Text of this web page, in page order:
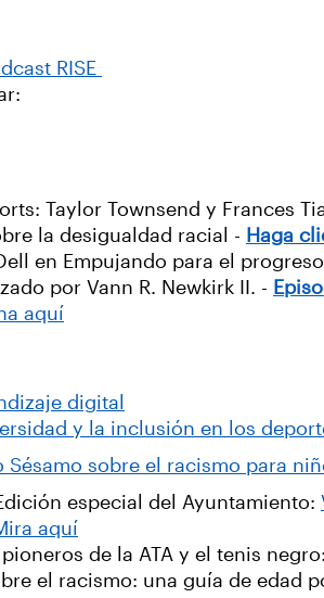
RISE
Taylor Townsend y Frances
la desigualdad racial - Haga
en Empujando para el
por Vann R. Newkirk II. -
aquí
digital
y la inclusión en los
sobre el racismo para
especial del Ayuntamiento:
aquí
de la ATA y el tenis negro:
el racismo: una guía de edad